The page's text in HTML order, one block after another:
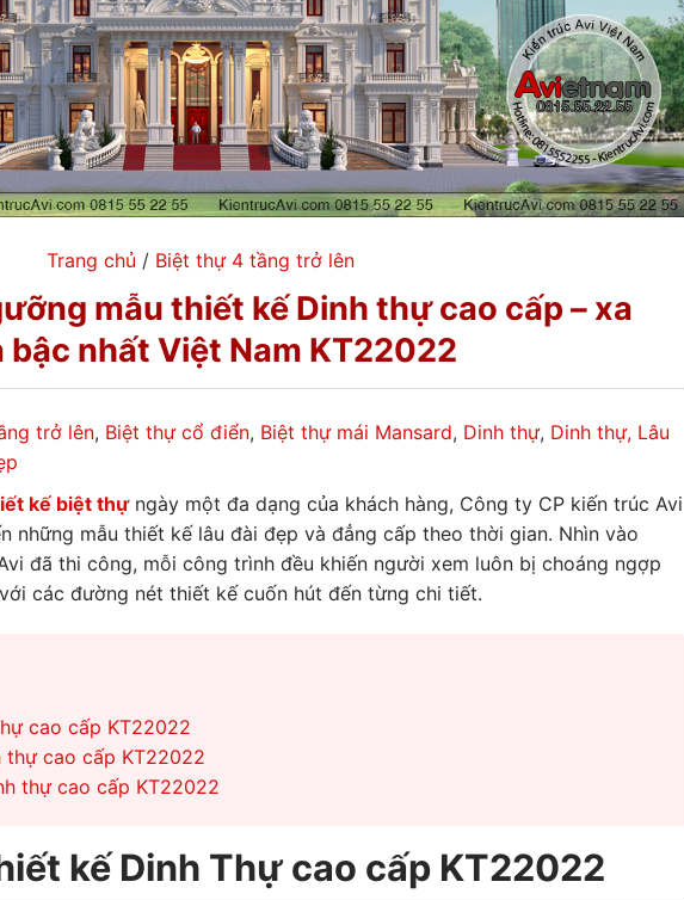
Trang chủ / Biệt thự 4 tầng trở lên
mẫu thiết kế Dinh thự cao cấp – xa
bậc nhất Việt Nam KT22022
trở lên, Biệt thự cổ điển, Biệt thự mái Mansard, Dinh thự, Dinh thự, Lâu
kế biệt thự ngày một đa dạng của khách hàng, Công ty CP kiến trúc Avi
những mẫu thiết kế lâu đài đẹp và đẳng cấp theo thời gian. Nhìn vào
đã thi công, mỗi công trình đều khiến người xem luôn bị choáng ngợp
các đường nét thiết kế cuốn hút đến từng chi tiết.
cao cấp KT22022
thự cao cấp KT22022
thự cao cấp KT22022
kế Dinh Thự cao cấp KT22022